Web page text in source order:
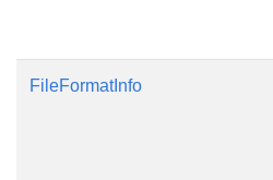
FileFormatInfo